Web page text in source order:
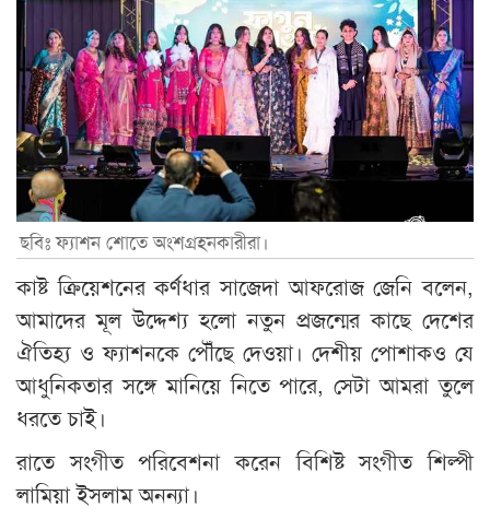
ছবিঃ ফ্যাশন শোতে অংশগ্রহনকারীরা।
কাষ্ট ক্রিয়েশনের কর্ণধার সাজেদা আফরোজ জেনি বলেন,
আমাদের মূল উদ্দেশ্য হলো নতুন প্রজন্মের কাছে দেশের
ঐতিহ্য ও ফ্যাশনকে পৌঁছে দেওয়া। দেশীয় পোশাকও যে
আধুনিকতার সঙ্গে মানিয়ে নিতে পারে, সেটা আমরা তুলে
ধরতে চাই।
রাতে সংগীত পরিবেশনা করেন বিশিষ্ট সংগীত শিল্পী
লামিয়া ইসলাম অনন্যা।